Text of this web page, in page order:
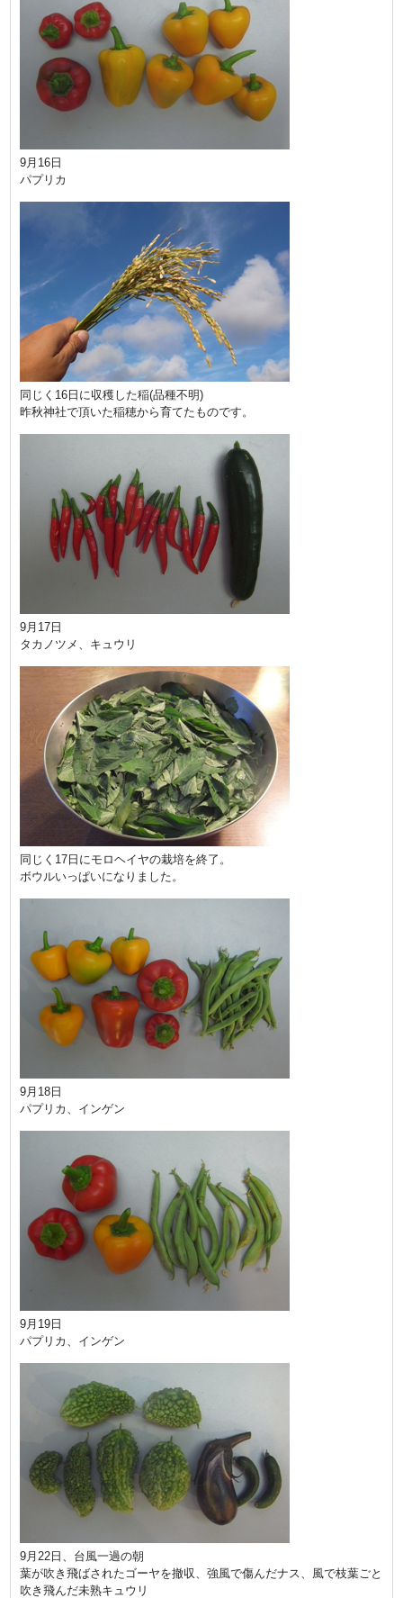
9月16日
パプリカ
同じく16日に収穫した稲(品種不明)
昨秋神社で頂いた稲穂から育てたものです。
9月17日
タカノツメ、キュウリ
同じく17日にモロヘイヤの栽培を終了。
ボウルいっぱいになりました。
9月18日
パプリカ、インゲン
9月19日
パプリカ、インゲン
9月22日、台風一過の朝
葉が吹き飛ばされたゴーヤを撤収、強風で傷んだナス、風で枝葉ごと
吹き飛んだ未熟キュウリ